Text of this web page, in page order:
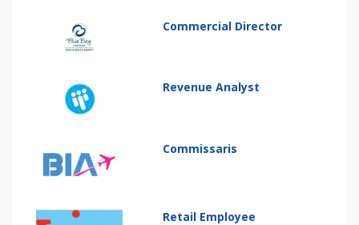
Commercial Director
Revenue Analyst
Commissaris
Retail Employee